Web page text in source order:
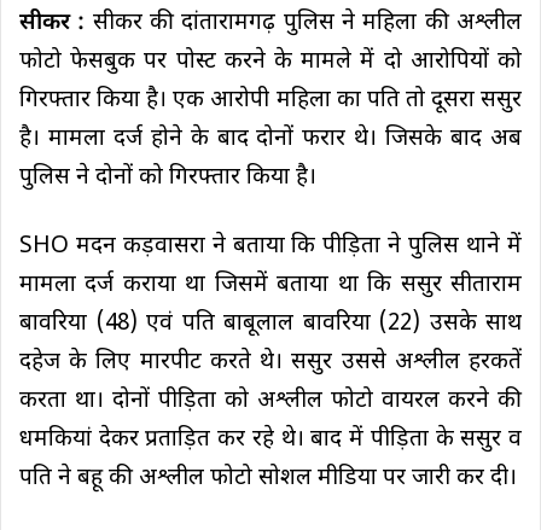
सीकर : सीकर की दांतारामगढ़ पुलिस ने महिला की अश्लील
फोटो फेसबुक पर पोस्ट करने के मामले में दो आरोपियों को
गिरफ्तार किया है। एक आरोपी महिला का पति तो दूसरा ससुर
है। मामला दर्ज होने के बाद दोनों फरार थे। जिसके बाद अब
पुलिस ने दोनों को गिरफ्तार किया है।
SHO मदन कड़वासरा ने बताया कि पीड़िता ने पुलिस थाने में
मामला दर्ज कराया था जिसमें बताया था कि ससुर सीताराम
बावरिया (48) एवं पति बाबूलाल बावरिया (22) उसके साथ
दहेज के लिए मारपीट करते थे। ससुर उससे अश्लील हरकतें
करता था। दोनों पीड़िता को अश्लील फोटो वायरल करने की
धमकियां देकर प्रताड़ित कर रहे थे। बाद में पीड़िता के ससुर व
पति ने बहू की अश्लील फोटो सोशल मीडिया पर जारी कर दी।